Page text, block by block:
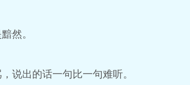
然。
说出的话一句比一句难听。